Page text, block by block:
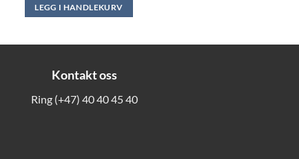
LEGG I HANDLEKURV
Kontakt oss
Ring (+47) 40 40 45 40